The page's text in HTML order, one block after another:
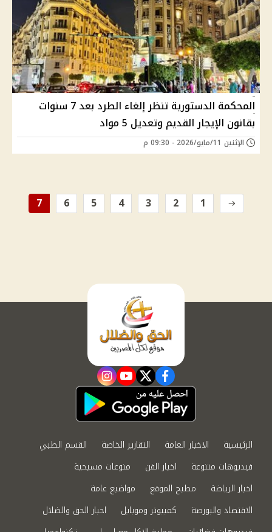
المحكمة الدستورية تنظر إلغاء الطرد بعد 7 سنوات
بقانون الإيجار القديم وتعديل 5 مواد
الإثنين 11/مايو/2026 - 09:30 م
1
2
3
4
5
6
7
facebook
twitter
youtube
instagram
الرئيسية الاخبار العامة التقارير الخاصة
القسم الطبي
فيديوهات متنوعة
اخبار الفن
منوعات مسيحية
اخبار الرياضة
مطبخ الموقع
مواضيع عامة
الاقتصاد والبورصة
كمبيوتر وموبايل
اخبار الحق والضلال